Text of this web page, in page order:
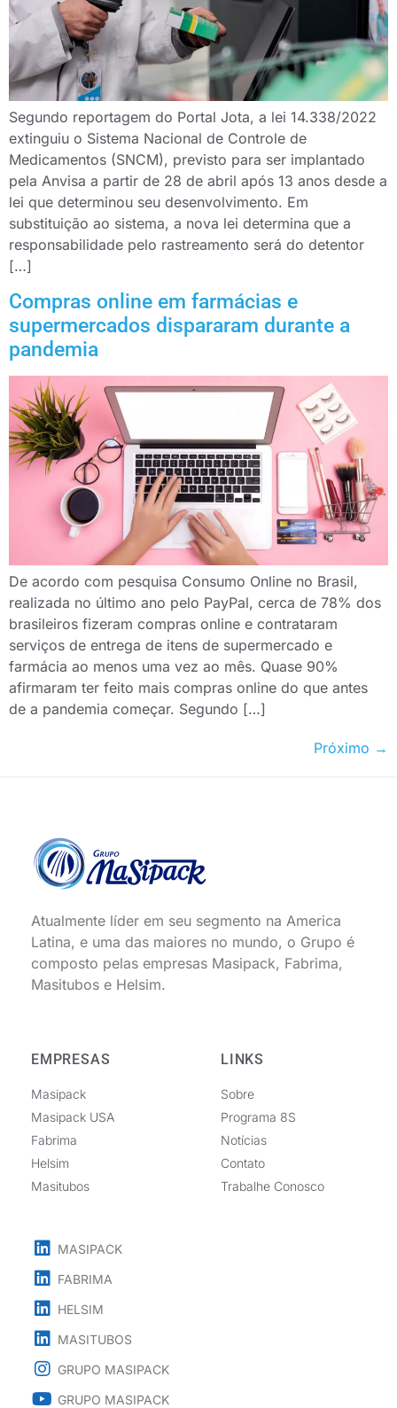
Segundo reportagem do Portal Jota, a lei 14.338/2022
extinguiu o Sistema Nacional de Controle de
Medicamentos (SNCM), previsto para ser implantado
pela Anvisa a partir de 28 de abril após 13 anos desde a
lei que determinou seu desenvolvimento. Em
substituição ao sistema, a nova lei determina que a
responsabilidade pelo rastreamento será do detentor
[…]
Compras online em farmácias e
supermercados dispararam durante a
pandemia
De acordo com pesquisa Consumo Online no Brasil,
realizada no último ano pelo PayPal, cerca de 78% dos
brasileiros fizeram compras online e contrataram
serviços de entrega de itens de supermercado e
farmácia ao menos uma vez ao mês. Quase 90%
afirmaram ter feito mais compras online do que antes
de a pandemia começar. Segundo […]
Próximo →
Atualmente líder em seu segmento na America
Latina, e uma das maiores no mundo, o Grupo é
composto pelas empresas Masipack, Fabrima,
Masitubos e Helsim.
EMPRESAS
Masipack
Masipack USA
Fabrima
Helsim
Masitubos
LINKS
Sobre
Programa 8S
Notícias
Contato
Trabalhe Conosco
MASIPACK
FABRIMA
HELSIM
MASITUBOS
GRUPO MASIPACK
GRUPO MASIPACK